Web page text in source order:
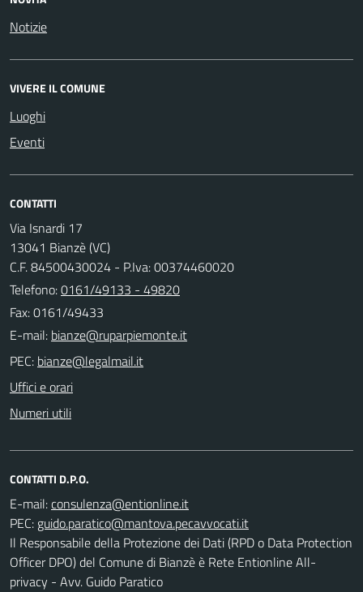
Notizie
VIVERE IL COMUNE
Luoghi
Eventi
CONTATTI
Via Isnardi 17
13041 Bianzè (VC)
C.F. 84500430024 - P.Iva: 00374460020
Telefono:0161/49133 - 49820
Fax: 0161/49433
E-mail:
PEC:
Uffici e orari
Numeri utili
CONTATTI D.P.O.
E-mail:
PEC:
Il Responsabile della Protezione dei Dati (RPD o Data Protection
Officer DPO) del Comune di Bianzè è Rete Entionline All-
privacy - Avv. Guido Paratico